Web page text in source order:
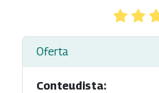
Oferta
Conteudista: